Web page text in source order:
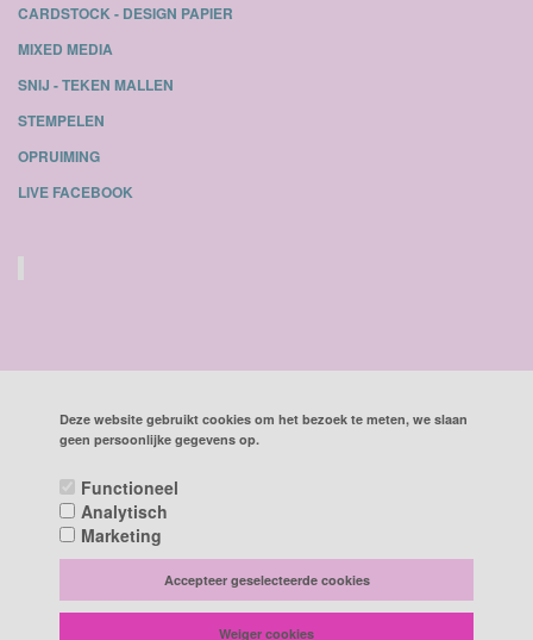
CARDSTOCK - DESIGN PAPIER
MIXED MEDIA
SNIJ - TEKEN MALLEN
STEMPELEN
OPRUIMING
LIVE FACEBOOK
POWERED BY CCV SHOP
Deze website gebruikt cookies om het bezoek te meten, we slaan
geen persoonlijke gegevens op.
Functioneel
Analytisch
Marketing
Accepteer geselecteerde cookies
Weiger cookies